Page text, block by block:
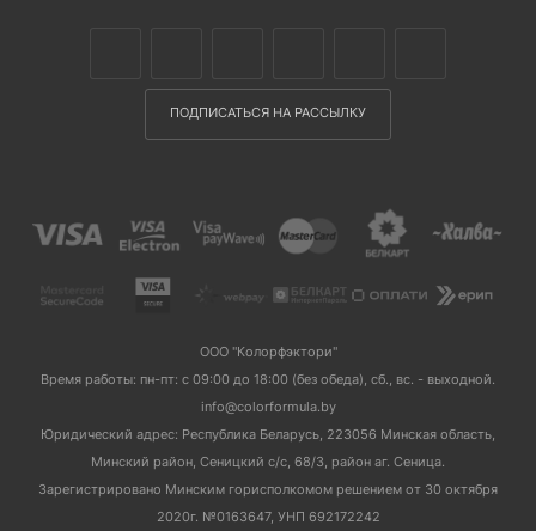
ПОДПИСАТЬСЯ НА РАССЫЛКУ
ООО "Колорфэктори"
Время работы: пн-пт: с 09:00 до 18:00 (без обеда), сб., вс. - выходной.
info@colorformula.by
Юридический адрес: Республика Беларусь, 223056 Минская область,
Минский район, Сеницкий с/с, 68/3, район аг. Сеница.
Зарегистрировано Минским горисполкомом решением от 30 октября
2020г. №0163647, УНП 692172242